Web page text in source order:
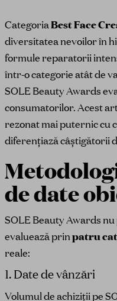
CategoriaBest Face
diversitatea nevoilor în
formule reparatorii
într-o categorie atât de
SOLE Beauty Awards
consumatorilor. Acest
rezonat mai puternic cu
diferențiază câștigătorii
de date
SOLE Beauty Awards
evaluează prinpatru
reale:
1. Date de vânzări
Volumul de achiziții pe